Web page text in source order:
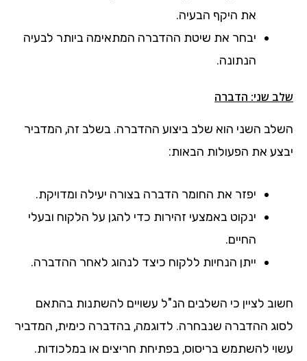
את היקף הבעיה.
יבחר את שיטת ההדברה המתאימה ביותר לבעיה
הנתונה.
שלב שני: הדברה
השלב השני הוא שלב ביצוע ההדברה. בשלב זה, המדביר
יבצע את הפעולות הבאות:
יפזר את החומר הדברה בצורה יעילה ומדויקת.
ינקוט באמצעי זהירות כדי להגן על הלקוח ובעלי
החיים.
ייתן הנחיות ללקוח כיצד לנהוג לאחר ההדברה.
חשוב לציין כי השלבים הנ"ל עשויים להשתנות בהתאם
לסוג ההדברה שנבחרה. לדוגמה, בהדברה כימית, המדביר
עשוי להשתמש בריסוס, בפתיחת חריצים או במלכודות.